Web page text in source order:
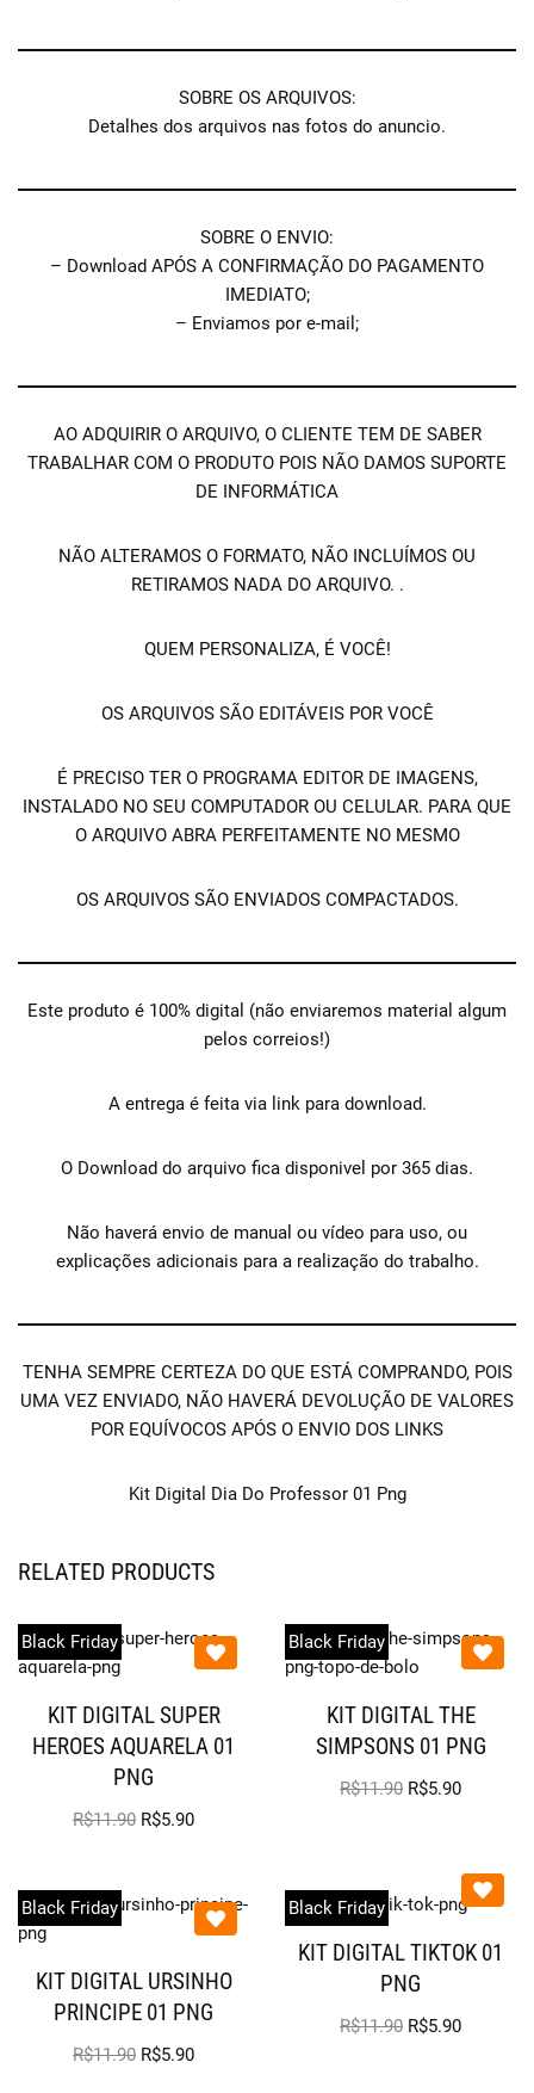
SOBRE OS ARQUIVOS:
Detalhes dos arquivos nas fotos do anuncio.
SOBRE O ENVIO:
– Download APÓS A CONFIRMAÇÃO DO PAGAMENTO
IMEDIATO;
– Enviamos por e-mail;
AO ADQUIRIR O ARQUIVO, O CLIENTE TEM DE SABER
TRABALHAR COM O PRODUTO POIS NÃO DAMOS SUPORTE
DE INFORMÁTICA
NÃO ALTERAMOS O FORMATO, NÃO INCLUÍMOS OU
RETIRAMOS NADA DO ARQUIVO. .
QUEM PERSONALIZA, É VOCÊ!
OS ARQUIVOS SÃO EDITÁVEIS POR VOCÊ
É PRECISO TER O PROGRAMA EDITOR DE IMAGENS,
INSTALADO NO SEU COMPUTADOR OU CELULAR. PARA QUE
O ARQUIVO ABRA PERFEITAMENTE NO MESMO
OS ARQUIVOS SÃO ENVIADOS COMPACTADOS.
Este produto é 100% digital (não enviaremos material algum
pelos correios!)
A entrega é feita via link para download.
O Download do arquivo fica disponivel por 365 dias.
Não haverá envio de manual ou vídeo para uso, ou
explicações adicionais para a realização do trabalho.
TENHA SEMPRE CERTEZA DO QUE ESTÁ COMPRANDO, POIS
UMA VEZ ENVIADO, NÃO HAVERÁ DEVOLUÇÃO DE VALORES
POR EQUÍVOCOS APÓS O ENVIO DOS LINKS
Kit Digital Dia Do Professor 01 Png
RELATED PRODUCTS
Black Friday
KIT DIGITAL SUPER
HEROES AQUARELA 01
PNG
R$11.90 R$5.90
Black Friday
KIT DIGITAL THE
SIMPSONS 01 PNG
R$11.90 R$5.90
Black Friday
KIT DIGITAL URSINHO
PRINCIPE 01 PNG
R$11.90 R$5.90
Black Friday
KIT DIGITAL TIKTOK 01
PNG
R$11.90 R$5.90